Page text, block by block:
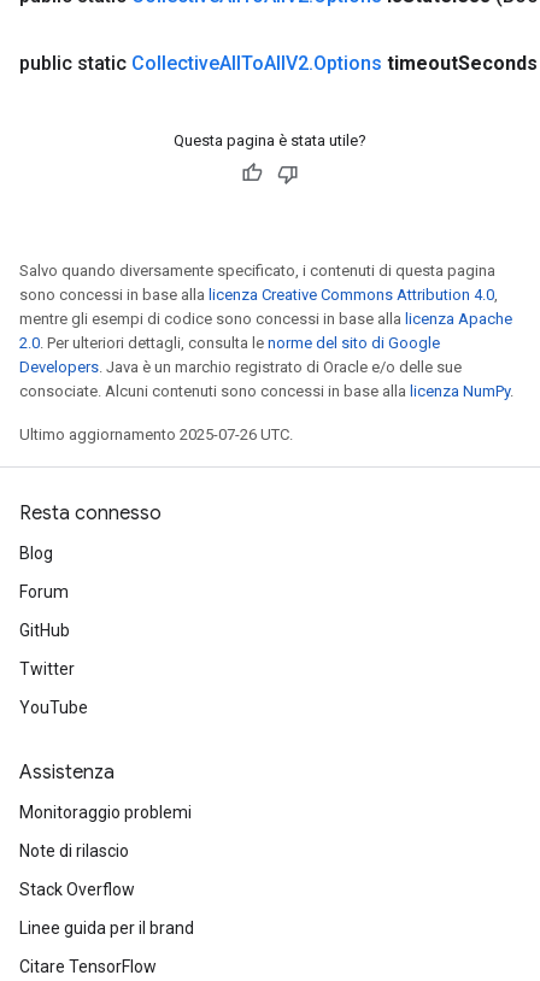
public static CollectiveAllToAllV2.Options timeoutSeconds
Questa pagina è stata utile?
Salvo quando diversamente specificato, i contenuti di questa pagina
sono concessi in base alla licenza Creative Commons Attribution 4.0,
mentre gli esempi di codice sono concessi in base alla licenza Apache
2.0. Per ulteriori dettagli, consulta le norme del sito di Google
Developers. Java è un marchio registrato di Oracle e/o delle sue
consociate. Alcuni contenuti sono concessi in base alla licenza NumPy.
Ultimo aggiornamento 2025-07-26 UTC.
Resta connesso
Blog
Forum
GitHub
Twitter
YouTube
Assistenza
Monitoraggio problemi
Note di rilascio
Stack Overflow
Linee guida per il brand
Citare TensorFlow